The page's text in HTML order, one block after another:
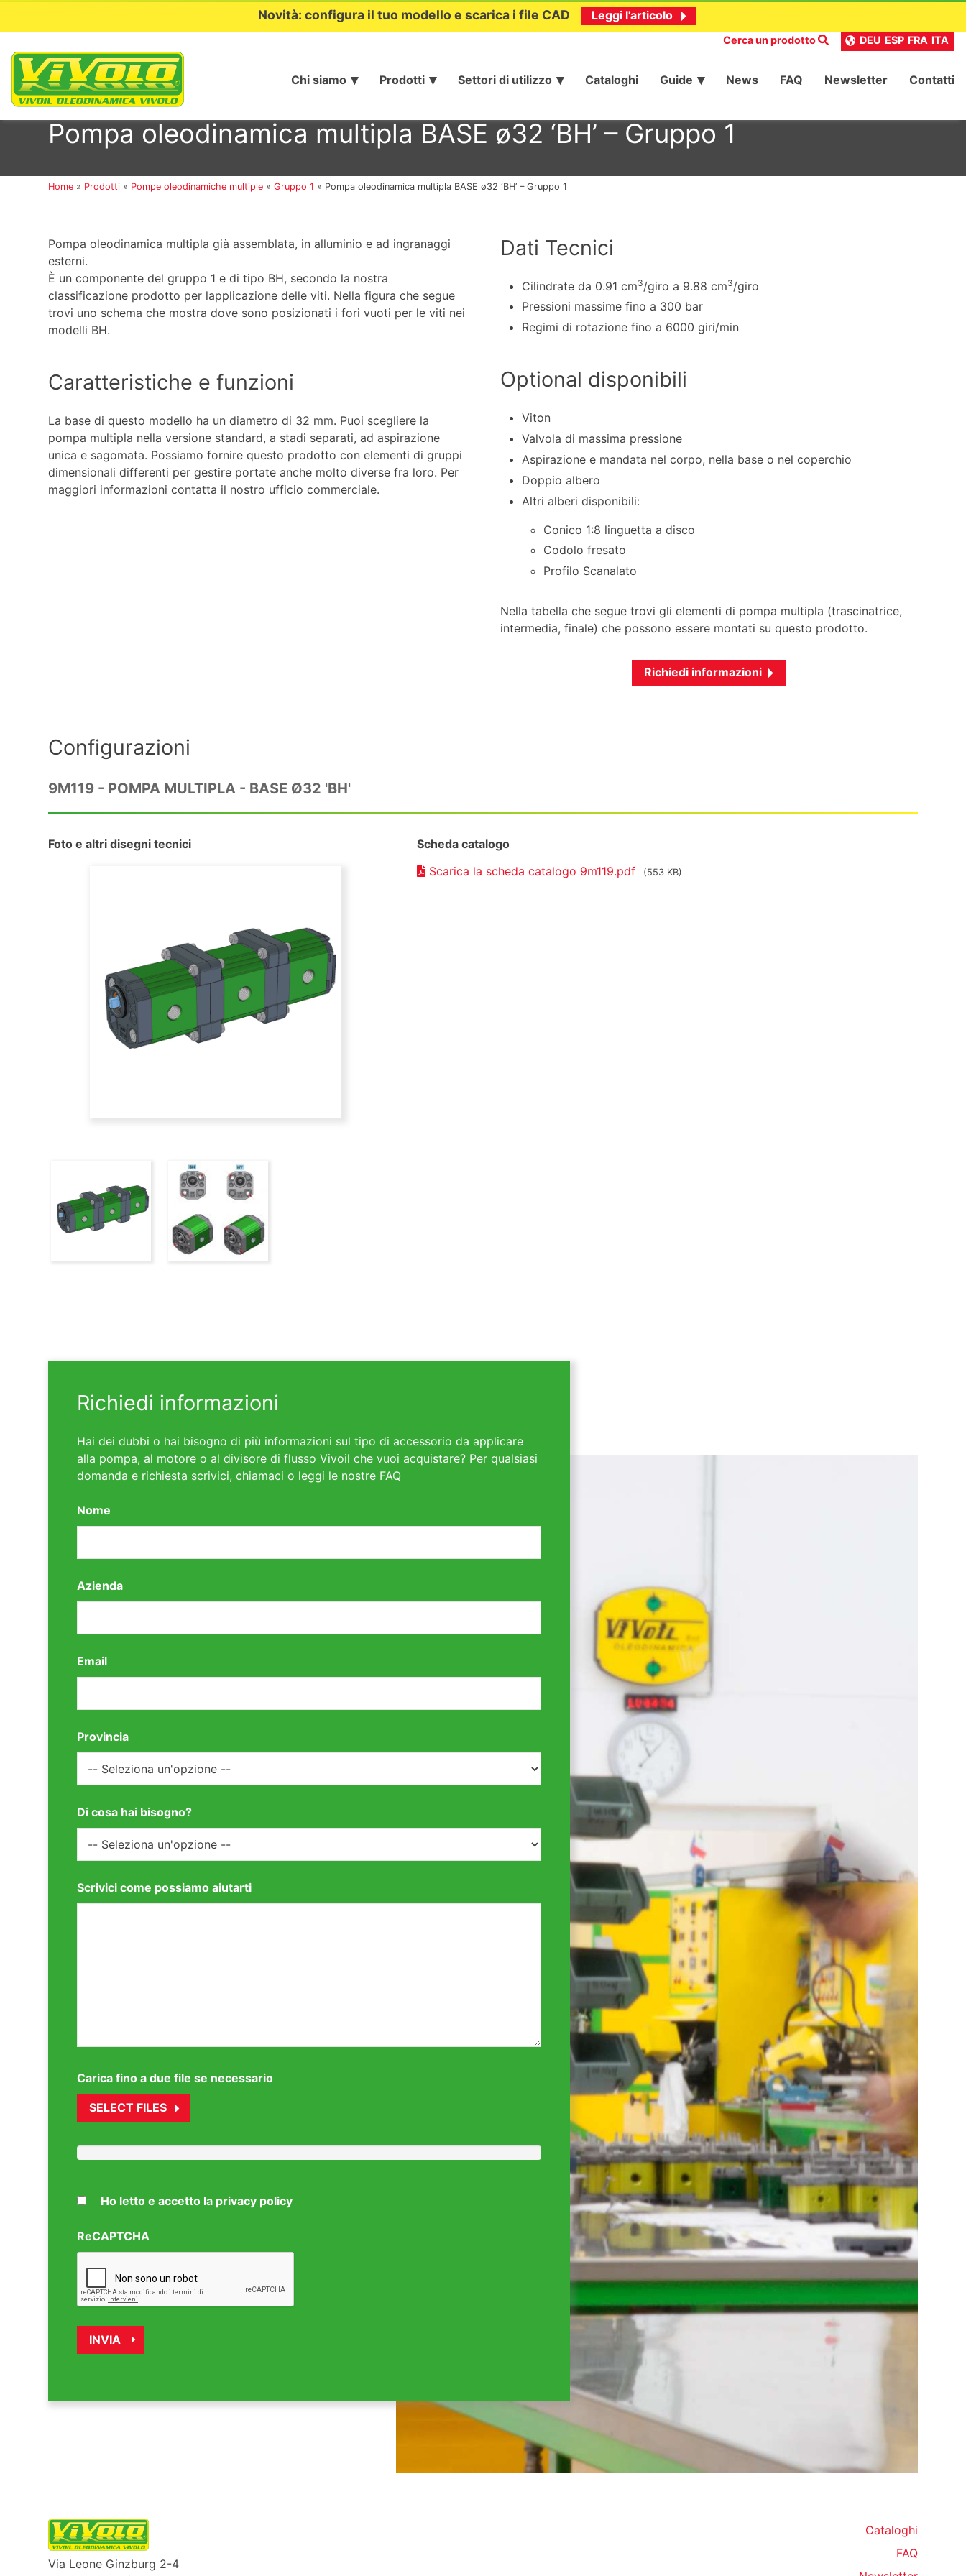
Passa
al
contenuto
Novità: configura il tuo modello e scarica i file CAD Leggi l'articolo
Cerca un prodotto DEU ESP FRA ITA
Chi siamo Prodotti Settori di utilizzo Cataloghi Guide News FAQ Newsletter Contatti
Pompa oleodinamica multipla BASE ø32 ‘BH’ – Gruppo 1
Home » Prodotti » Pompe oleodinamiche multiple »Gruppo 1 » Pompa oleodinamica multipla BASE ø32 ‘BH’ – Gruppo 1
Pompa oleodinamica multipla già assemblata, in alluminio e ad ingranaggi
esterni.
È un componente del gruppo 1 e di tipo BH, secondo la nostra
classificazione prodotto per lapplicazione delle viti. Nella figura che segue
trovi uno schema che mostra dove sono posizionati i fori vuoti per le viti nei
modelli BH.
Caratteristiche e funzioni
La base di questo modello ha un diametro di 32 mm. Puoi scegliere la
pompa multipla nella versione standard, a stadi separati, ad aspirazione
unica e sagomata. Possiamo fornire questo prodotto con elementi di gruppi
dimensionali differenti per gestire portate anche molto diverse fra loro. Per
maggiori informazioni contatta il nostro ufficio commerciale.
Dati Tecnici
Cilindrate da 0.91 cm3/giro a 9.88 cm3/giro
Pressioni massime fino a 300 bar
Regimi di rotazione fino a 6000 giri/min
Optional disponibili
Viton
Valvola di massima pressione
Aspirazione e mandata nel corpo, nella base o nel coperchio
Doppio albero
Altri alberi disponibili:
Conico 1:8 linguetta a disco
Codolo fresato
Profilo Scanalato
Nella tabella che segue trovi gli elementi di pompa multipla (trascinatrice,
intermedia, finale) che possono essere montati su questo prodotto.
Richiedi informazioni
Configurazioni
9M119 - POMPA MULTIPLA - BASE Ø32 'BH'
Foto e altri disegni tecnici
Scheda catalogo
Scarica la scheda catalogo 9m119.pdf
(553 KB)
Richiedi informazioni
Hai dei dubbi o hai bisogno di più informazioni sul tipo di accessorio da applicare
alla pompa, al motore o al divisore di flusso Vivoil che vuoi acquistare? Per qualsiasi
domanda e richiesta scrivici, chiamaci o leggi le nostre FAQ
Nome
Azienda
Email
Provincia
Di cosa hai bisogno?
Scrivici come possiamo aiutarti
Carica fino a due file se necessario
SELECT FILES
Ho letto e accetto la privacy policy
ReCAPTCHA
Via Leone Ginzburg 2-4
Cataloghi
FAQ